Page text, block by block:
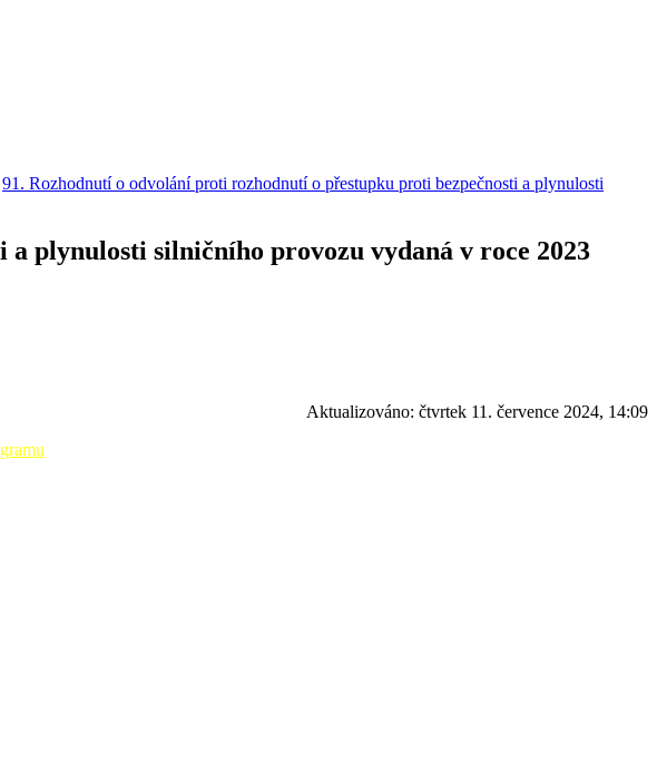
91. Rozhodnutí o odvolání proti rozhodnutí o přestupku proti bezpečnosti a plynulosti
plynulosti silničního provozu vydaná v roce 2023
Aktualizováno: čtvrtek 11. července 2024, 14:09